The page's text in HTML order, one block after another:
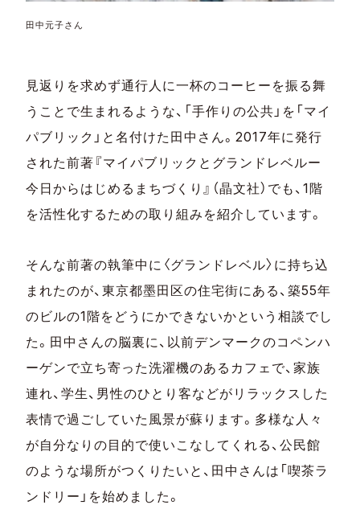
田中元子さん
見返りを求めず通行人に一杯のコーヒーを振る舞
うことで生まれるような、「手作りの公共」を「マイ
パブリック」と名付けた田中さん。2017年に発行
された前著『マイパブリックとグランドレベルー
今日からはじめるまちづくり』（晶文社）でも、1階
を活性化するための取り組みを紹介しています。
そんな前著の執筆中に〈グランドレベル〉に持ち込
まれたのが、東京都墨田区の住宅街にある、築55年
のビルの1階をどうにかできないかという相談でし
た。田中さんの脳裏に、以前デンマークのコペンハ
ーゲンで立ち寄った洗濯機のあるカフェで、家族
連れ、学生、男性のひとり客などがリラックスした
表情で過ごしていた風景が蘇ります。多様な人々
が自分なりの目的で使いこなしてくれる、公民館
のような場所がつくりたいと、田中さんは「喫茶ラ
ンドリー」を始めました。